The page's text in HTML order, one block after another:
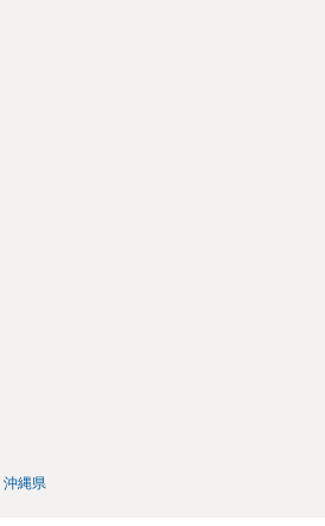
沖縄県